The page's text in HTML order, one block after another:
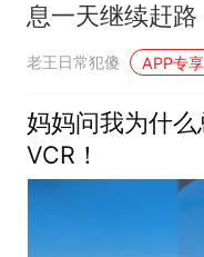
息一天继续赶路
遇到连续下雨
老王日常犯傻 APP专享
妈妈问我为什
VCR！